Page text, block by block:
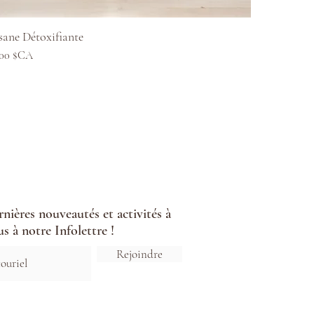
Détoxifiante
$CA
nouveautés et activités à
à notre Infolettre !
Rejoindre